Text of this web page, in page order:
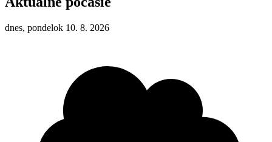
dnes, pondelok 10. 8. 2026